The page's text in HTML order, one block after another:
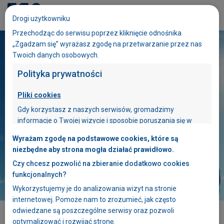
Szczegóły szkoły
Sprawdź
aktualne
Drogi użytkowniku
Przechodząc do serwisu poprzez kliknięcie odnośnika
„Zgadzam się” wyrażasz zgodę na przetwarzanie przez nas
Twoich danych osobowych.
Polityka prywatności
Pliki cookies
Gdy korzystasz z naszych serwisów, gromadzimy
informacje o Twojej wizycie i sposobie poruszania się w
cookies zawiera dane informatyczne, które są
umieszczone w Twoim urządzeniu końcowym –
przeglądarce internetowej, z której korzystasz.
Pliki cookies używane w naszych serwisach
wykorzystywane są między innymi do bieżącej
optymalizacji serwisów oraz ułatwiania Twojego z nich
korzystania. Niektóre funkcjonalności dostępne w naszych
Wyrażam zgodę na podstawowe cookies, które są
niezbędne aby strona mogła działać prawidłowo.
Czy chcesz pozwolić na zbieranie dodatkowo cookies
funkcjonalnych?
Wykorzystujemy je do analizowania wizyt na stronie
internetowej. Pomoże nam to zrozumieć, jak często
odwiedzane są poszczególne serwisy oraz pozwoli
optymalizować i rozwijać stronę.